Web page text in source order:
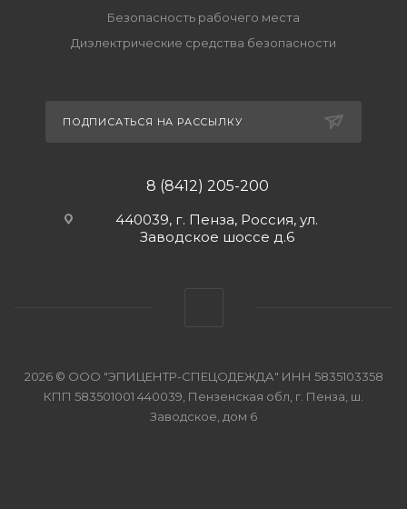
Безопасность рабочего места
Диэлектрические средства безопасности
ПОДПИСАТЬСЯ НА РАССЫЛКУ
8 (8412) 205-200
440039, г. Пенза, Россия, ул.
Заводское шоссе д.6
2026 © ООО "ЭПИЦЕНТР-СПЕЦОДЕЖДА" ИНН 5835103358
КПП 583501001 440039, Пензенская обл, г. Пенза, ш.
Заводское, дом 6